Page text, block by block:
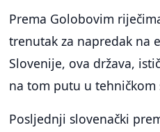
Prema Golobovim
trenutak za napredak na
Slovenije, ova država,
na tom putu u tehničkom
Posljednji slovenački